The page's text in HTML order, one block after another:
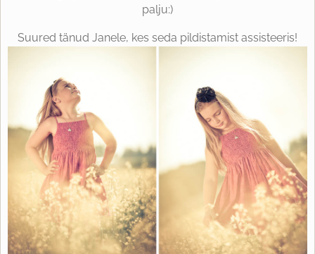
palju:)
Suured tänud Janele, kes seda pildistamist assisteeris!